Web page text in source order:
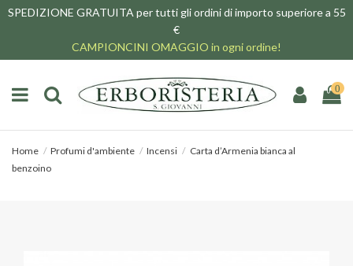
SPEDIZIONE GRATUITA per tutti gli ordini di importo superiore a 55
€
CAMPIONCINI OMAGGIO in ogni ordine!
0
Home Profumi d'ambiente Incensi
Carta d’Armenia bianca al
benzoino